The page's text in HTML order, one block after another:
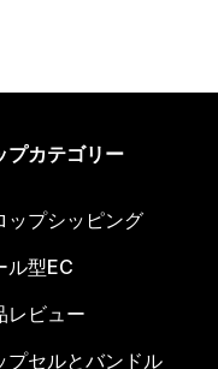
プカテゴリー
ップシッピング
ル型EC
レビュー
プセルとバンドル